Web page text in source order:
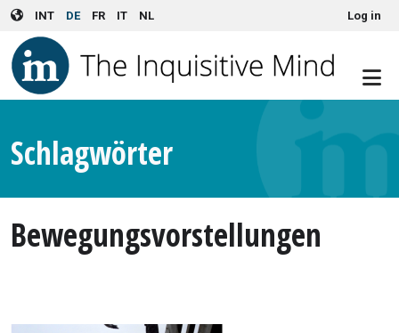
Skip to main content
INT DE FR IT NL User account menuLog in
Schlagwörter
Bewegungsvorstellungen